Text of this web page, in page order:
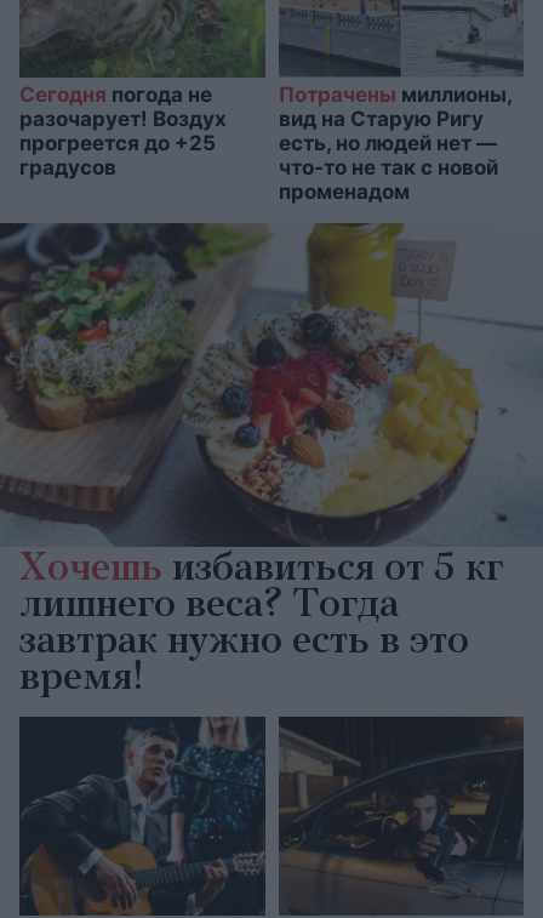
Сегодня погода не
разочарует! Воздух
прогреется до +25
градусов
Потрачены миллионы,
вид на Старую Ригу
есть, но людей нет —
что-то не так с новой
променадом
Хочешь избавиться от 5 кг
лишнего веса? Тогда
завтрак нужно есть в это
время!